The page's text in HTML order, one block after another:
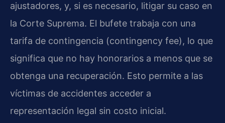
ajustadores, y, si es necesario, litigar su caso en
la Corte Suprema. El bufete trabaja con una
tarifa de contingencia (contingency fee), lo que
significa que no hay honorarios a menos que se
obtenga una recuperación. Esto permite a las
víctimas de accidentes acceder a
representación legal sin costo inicial.